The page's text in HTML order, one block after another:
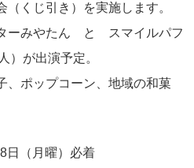
（くじ引き）を実施します。
ターみやたん と スマイルパフ
）が出演予定。
、ポップコーン、地域の和菓
日（月曜）必着